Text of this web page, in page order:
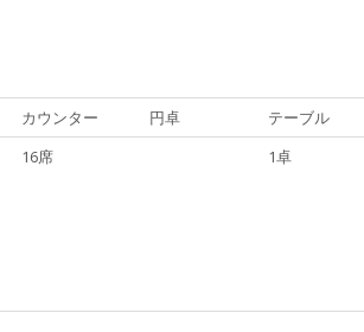
カウンター 円卓 テーブル
16席 1卓